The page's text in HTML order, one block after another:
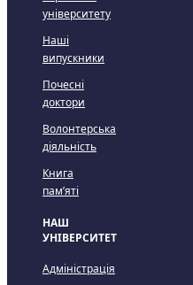
університету
Наші
випускники
Почесні
доктори
Волонтерська
діяльність
Книга
пам’яті
НАШ
УНІВЕРСИТЕТ
Адміністрація